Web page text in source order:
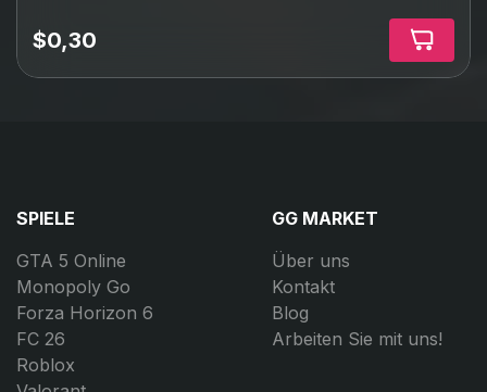
$0,30
SPIELE
GTA 5 Online
Monopoly Go
Forza Horizon 6
FC 26
Roblox
GG MARKET
Über uns
Kontakt
Blog
Arbeiten Sie mit uns!